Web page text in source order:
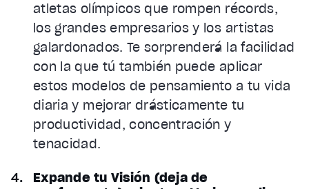
atletas olímpicos que rompen récords,
los grandes empresarios y los artistas
galardonados. Te sorprenderá la facilidad
con la que tú también puede aplicar
estos modelos de pensamiento a tu vida
diaria y mejorar drásticamente tu
productividad, concentración y
tenacidad.
Expande tu Visión (deja de